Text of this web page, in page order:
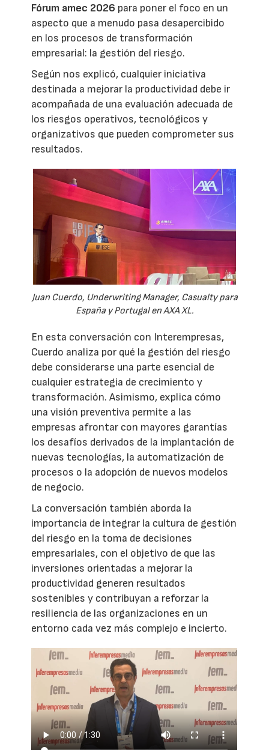
Fórum amec 2026 para poner el foco en un
aspecto que a menudo pasa desapercibido
en los procesos de transformación
empresarial: la gestión del riesgo.
Según nos explicó, cualquier iniciativa
destinada a mejorar la productividad debe ir
acompañada de una evaluación adecuada de
los riesgos operativos, tecnológicos y
organizativos que pueden comprometer sus
resultados.
Juan Cuerdo, Underwriting Manager, Casualty para
España y Portugal en AXA XL.
En esta conversación con Interempresas,
Cuerdo analiza por qué la gestión del riesgo
debe considerarse una parte esencial de
cualquier estrategia de crecimiento y
transformación. Asimismo, explica cómo
una visión preventiva permite a las
empresas afrontar con mayores garantías
los desafíos derivados de la implantación de
nuevas tecnologías, la automatización de
procesos o la adopción de nuevos modelos
de negocio.
La conversación también aborda la
importancia de integrar la cultura de gestión
del riesgo en la toma de decisiones
empresariales, con el objetivo de que las
inversiones orientadas a mejorar la
productividad generen resultados
sostenibles y contribuyan a reforzar la
resiliencia de las organizaciones en un
entorno cada vez más complejo e incierto.